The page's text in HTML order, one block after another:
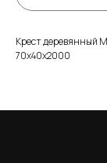
Крест деревянный
70х40х2000